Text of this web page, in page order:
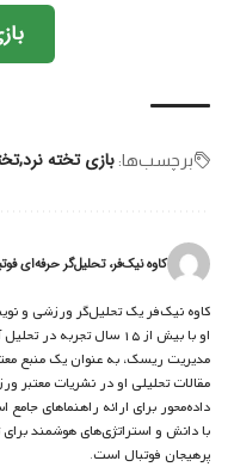
برچسب‌‌ها: بازی تخته نرد
کاوه نیک‌فر، تحلیل‌گر حرفه‌ای
کاوه نیک‌فر یک تحلیل‌گر ورزشی و
او با بیش از ۱۵ سال
مدیریت ریسک، به عنوان یک منبع
مقالات تحلیلی او در نشریات معتبر
داده‌محور برای ارائه راهنماهای
با دانش و استراتژی‌های هوشمند
پرهیجان فوتبال است.